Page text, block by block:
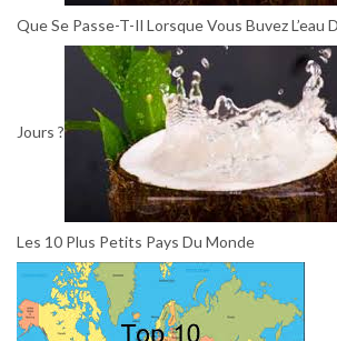
Que Se Passe-T-Il Lorsque Vous Buvez L’eau
Jours ?
Les 10 Plus Petits Pays Du Monde